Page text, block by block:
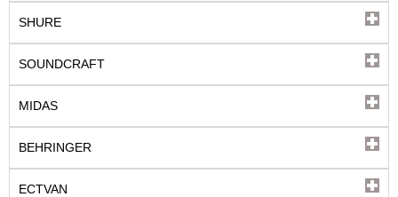
SHURE
SOUNDCRAFT
MIDAS
BEHRINGER
ECTVAN